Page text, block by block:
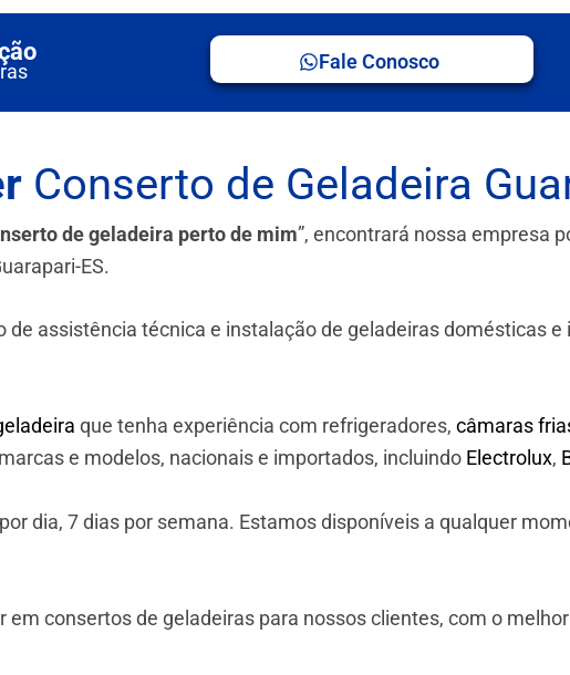
Fale Conosco
Conserto de Geladeira
de geladeira perto de mim”, encontrará nossa empresa
ES.
assistência técnica e instalação de geladeiras domésticas
que tenha experiência com refrigeradores, câmaras
e modelos, nacionais e importados, incluindo Electrolux,
dia, 7 dias por semana. Estamos disponíveis a qualquer
consertos de geladeiras para nossos clientes, com o